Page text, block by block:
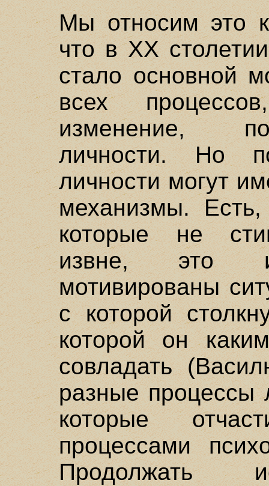
Мы относим это
что в ХХ
стало основной
всех
изменение,
личности. Но
личности могут
механизмы.
которые не
извне, это
мотивированы
с которой
которой он
совладать
разные процессы
которые
процессами
Продолжать